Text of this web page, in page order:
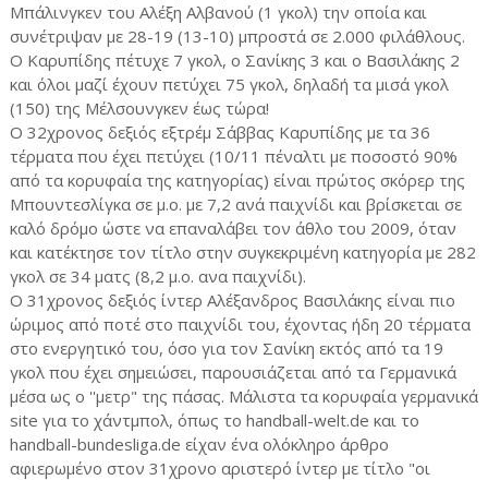
Μπάλινγκεν του Αλέξη Αλβανού (1 γκολ) την οποία και
συνέτριψαν με 28-19 (13-10) μπροστά σε 2.000 φιλάθλους.
Ο Καρυπίδης πέτυχε 7 γκολ, ο Σανίκης 3 και ο Βασιλάκης 2
και όλοι μαζί έχουν πετύχει 75 γκολ, δηλαδή τα μισά γκολ
(150) της Μέλσουνγκεν έως τώρα!
Ο 32χρονος δεξιός εξτρέμ Σάββας Καρυπίδης με τα 36
τέρματα που έχει πετύχει (10/11 πέναλτι με ποσοστό 90%
από τα κορυφαία της κατηγορίας) είναι πρώτος σκόρερ της
Μπουντεσλίγκα σε μ.ο. με 7,2 ανά παιχνίδι και βρίσκεται σε
καλό δρόμο ώστε να επαναλάβει τον άθλο του 2009, όταν
και κατέκτησε τον τίτλο στην συγκεκριμένη κατηγορία με 282
γκολ σε 34 ματς (8,2 μ.ο. ανα παιχνίδι).
Ο 31χρονος δεξιός ίντερ Αλέξανδρος Βασιλάκης είναι πιο
ώριμος από ποτέ στο παιχνίδι του, έχοντας ήδη 20 τέρματα
στο ενεργητικό του, όσο για τον Σανίκη εκτός από τα 19
γκολ που έχει σημειώσει, παρουσιάζεται από τα Γερμανικά
μέσα ως ο ''μετρ" της πάσας. Μάλιστα τα κορυφαία γερμανικά
site για το χάντμπολ, όπως το handball-welt.de και το
handball-bundesliga.de είχαν ένα ολόκληρο άρθρο
αφιερωμένο στον 31χρονο αριστερό ίντερ με τίτλο "οι